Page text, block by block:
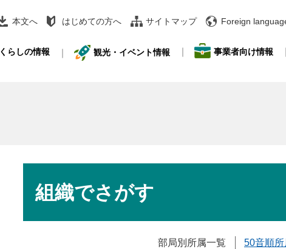
本文へ はじめての方へ サイトマップ Foreign
くらしの情報 観光・イベント情報 事業者向け情報
組織でさがす
部局別所属一覧 50音順所